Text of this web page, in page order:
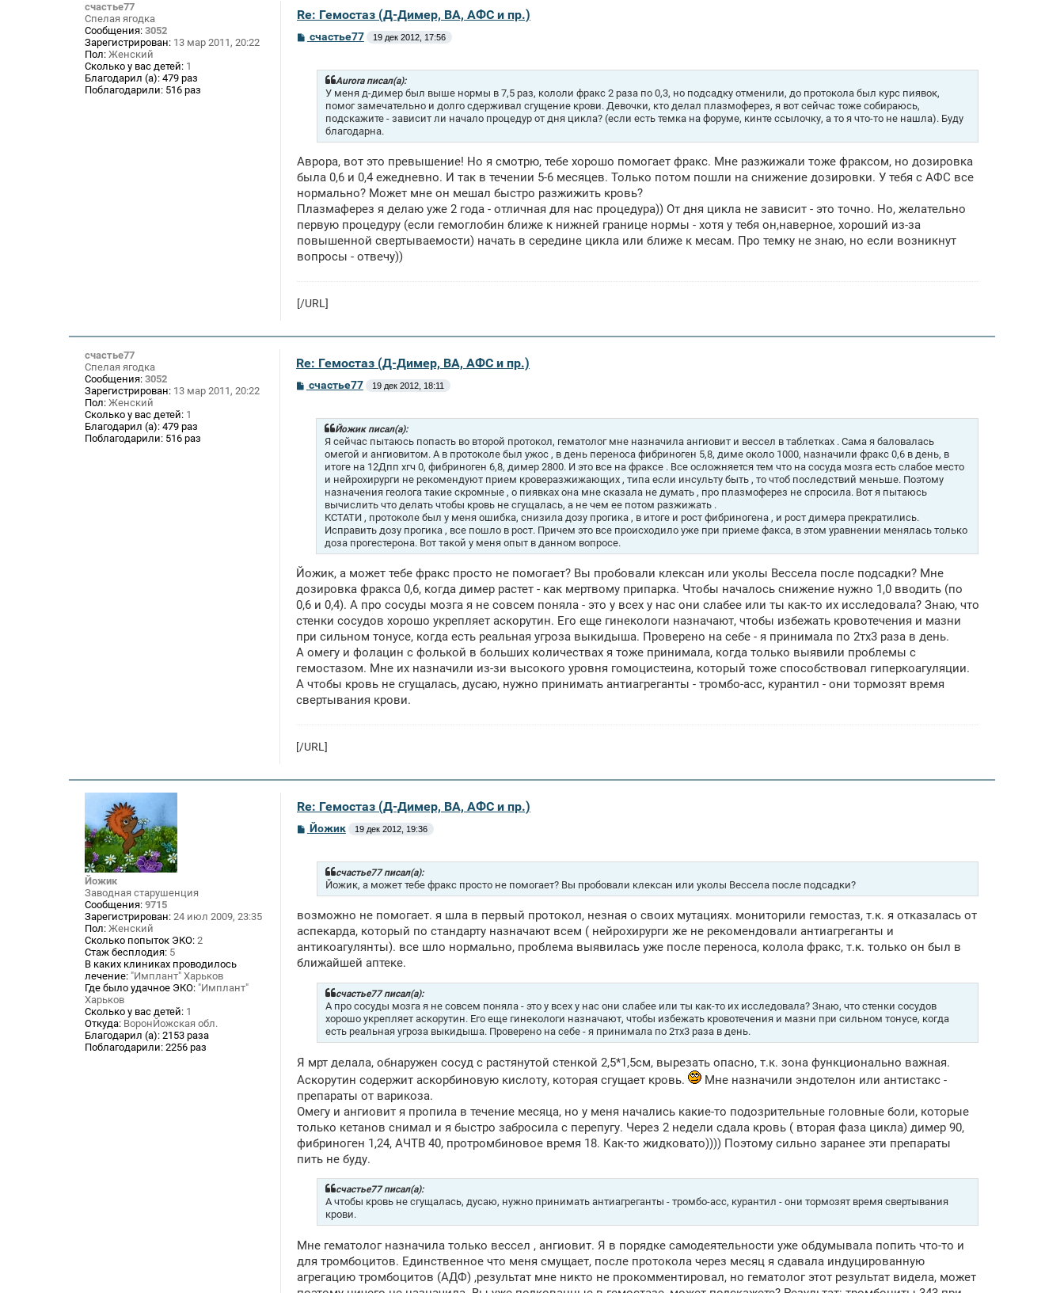
счастье77
Спелая ягодка
Сообщения: 3052
Зарегистрирован: 13 мар 2011, 20:22
Пол: Женский
Сколько у вас детей: 1
Благодарил (а): 479 раз
Поблагодарили: 516 раз
Re: Гемостаз (Д-Димер, ВА, АФС и пр.)
Ссчастье77 19 дек 2012, 17:56
Aurora писал(а):
У меня д-димер был выше нормы в 7,5 раз, кололи фракс 2 раза по 0,3, но подсадку отменили, до протокола был курс пиявок,
помог замечательно и долго сдерживал сгущение крови. Девочки, кто делал плазмоферез, я вот сейчас тоже собираюсь,
подскажите - зависит ли начало процедур от дня цикла? (если есть темка на форуме, кинте ссылочку, а то я что-то не нашла). Буду
благодарна.
Аврора, вот это превышение! Но я смотрю, тебе хорошо помогает фракс. Мне разжижали тоже фраксом, но дозировка
была 0,6 и 0,4 ежедневно. И так в течении 5-6 месяцев. Только потом пошли на снижение дозировки. У тебя с АФС все
нормально? Может мне он мешал быстро разжижить кровь?
Плазмаферез я делаю уже 2 года - отличная для нас процедура)) От дня цикла не зависит - это точно. Но, желательно
первую процедуру (если гемоглобин ближе к нижней границе нормы - хотя у тебя он,наверное, хороший из-за
повышенной свертываемости) начать в середине цикла или ближе к месам. Про темку не знаю, но если возникнут
вопросы - отвечу))
[/URL]
счастье77
Спелая ягодка
Сообщения: 3052
Зарегистрирован: 13 мар 2011, 20:22
Пол: Женский
Сколько у вас детей: 1
Благодарил (а): 479 раз
Поблагодарили: 516 раз
Re: Гемостаз (Д-Димер, ВА, АФС и пр.)
Ссчастье77 19 дек 2012, 18:11
Йожик писал(а):
Я сейчас пытаюсь попасть во второй протокол, гематолог мне назначила ангиовит и вессел в таблетках . Сама я баловалась
омегой и ангиовитом. А в протоколе был ужос , в день переноса фибриноген 5,8, диме около 1000, назначили фракс 0,6 в день, в
итоге на 12Дпп хгч 0, фибриноген 6,8, димер 2800. И это все на фраксе . Все осложняется тем что на сосуда мозга есть слабое место
и нейрохирурги не рекомендуют прием кроверазжижающих , типа если инсульту быть , то чтоб последствий меньше. Поэтому
назначения геолога такие скромные , о пиявках она мне сказала не думать , про плазмоферез не спросила. Вот я пытаюсь
вычислить что делать чтобы кровь не сгущалась, а не чем ее потом разжижать .
КСТАТИ , протоколе был у меня ошибка, снизила дозу прогика , в итоге и рост фибриногена , и рост димера прекратились.
Исправить дозу прогика , все пошло в рост. Причем это все происходило уже при приеме факса, в этом уравнении менялась только
доза прогестерона. Вот такой у меня опыт в данном вопросе.
Йожик, а может тебе фракс просто не помогает? Вы пробовали клексан или уколы Вессела после подсадки? Мне
дозировка фракса 0,6, когда димер растет - как мертвому припарка. Чтобы началось снижение нужно 1,0 вводить (по
0,6 и 0,4). А про сосуды мозга я не совсем поняла - это у всех у нас они слабее или ты как-то их исследовала? Знаю, что
стенки сосудов хорошо укрепляет аскорутин. Его еще гинекологи назначают, чтобы избежать кровотечения и мазни
при сильном тонусе, когда есть реальная угроза выкидыша. Проверено на себе - я принимала по 2тх3 раза в день.
А омегу и фолацин с фолькой в больших количествах я тоже принимала, когда только выявили проблемы с
гемостазом. Мне их назначили из-зи высокого уровня гомоцистеина, который тоже способствовал гиперкоагуляции.
А чтобы кровь не сгущалась, дусаю, нужно принимать антиагреганты - тромбо-асс, курантил - они тормозят время
свертывания крови.
[/URL]
Йожик
Заводная старушенция
Сообщения: 9715
Зарегистрирован: 24 июл 2009, 23:35
Пол: Женский
Сколько попыток ЭКО: 2
Стаж бесплодия: 5
В каких клиниках проводилось
лечение: "Имплант" Харьков
Где было удачное ЭКО: "Имплант"
Харьков
Сколько у вас детей: 1
Откуда: ВоронЙожская обл.
Благодарил (а): 2153 раза
Поблагодарили: 2256 раз
Re: Гемостаз (Д-Димер, ВА, АФС и пр.)
С
е
Йожик 19 дек 2012, 19:36
счастье77 писал(а):
Йожик, а может тебе фракс просто не помогает? Вы пробовали клексан или уколы Вессела после подсадки?
возможно не помогает. я шла в первый протокол, незная о своих мутациях. мониторили гемостаз, т.к. я отказалась от
аспекарда, который по стандарту назначают всем ( нейрохирурги же не рекомендовали антиагреганты и
антикоагулянты). все шло нормально, проблема выявилась уже после переноса, колола фракс, т.к. только он был в
ближайшей аптеке.
счастье77 писал(а):
А про сосуды мозга я не совсем поняла - это у всех у нас они слабее или ты как-то их исследовала? Знаю, что стенки сосудов
хорошо укрепляет аскорутин. Его еще гинекологи назначают, чтобы избежать кровотечения и мазни при сильном тонусе, когда
есть реальная угроза выкидыша. Проверено на себе - я принимала по 2тх3 раза в день.
Я мрт делала, обнаружен сосуд с растянутой стенкой 2,5*1,5см, вырезать опасно, т.к. зона функционально важная.
Аскорутин содержит аскорбиновую кислоту, которая сгущает кровь.
Мне назначили эндотелон или антистакс -
препараты от варикоза.
Омегу и ангиовит я пропила в течение месяца, но у меня начались какие-то подозрительные головные боли, которые
только кетанов снимал и я быстро забросила с перепугу. Через 2 недели сдала кровь ( вторая фаза цикла) димер 90,
фибриноген 1,24, АЧТВ 40, протромбиновое время 18. Как-то жидковато)))) Поэтому сильно заранее эти препараты
пить не буду.
счастье77 писал(а):
А чтобы кровь не сгущалась, дусаю, нужно принимать антиагреганты - тромбо-асс, курантил - они тормозят время свертывания
крови.
Мне гематолог назначила только вессел , ангиовит. Я в порядке самодеятельности уже обдумывала попить что-то и
для тромбоцитов. Единственное что меня смущает, после протокола через месяц я сдавала индуцированную
агрегацию тромбоцитов (АДФ) ,результат мне никто не прокомментировал, но гематолог этот результат видела, может